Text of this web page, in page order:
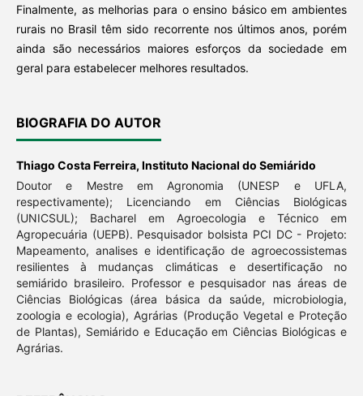
Finalmente, as melhorias para o ensino básico em ambientes
rurais no Brasil têm sido recorrente nos últimos anos, porém
ainda são necessários maiores esforços da sociedade em
geral para estabelecer melhores resultados.
BIOGRAFIA DO AUTOR
Thiago Costa Ferreira, Instituto Nacional do Semiárido
Doutor e Mestre em Agronomia (UNESP e UFLA,
respectivamente); Licenciando em Ciências Biológicas
(UNICSUL); Bacharel em Agroecologia e Técnico em
Agropecuária (UEPB). Pesquisador bolsista PCI DC - Projeto:
Mapeamento, analises e identificação de agroecossistemas
resilientes à mudanças climáticas e desertificação no
semiárido brasileiro. Professor e pesquisador nas áreas de
Ciências Biológicas (área básica da saúde, microbiologia,
zoologia e ecologia), Agrárias (Produção Vegetal e Proteção
de Plantas), Semiárido e Educação em Ciências Biológicas e
Agrárias.